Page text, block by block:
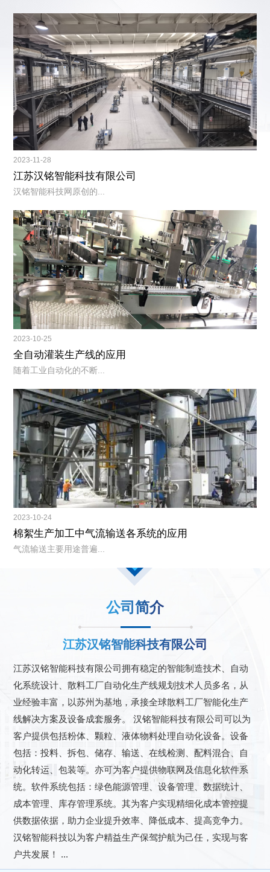
2023-11-28
江苏汉铭智能科技有限公司
汉铭智能科技网原创的...
2023-10-25
全自动灌装生产线的应用
随着工业自动化的不断...
2023-10-24
棉絮生产加工中气流输送各系统的应用
气流输送主要用途普遍...
公司简介
江苏汉铭智能科技有限公司
江苏汉铭智能科技有限公司拥有稳定的智能制造技术、自动
化系统设计、散料工厂自动化生产线规划技术人员多名，从
业经验丰富，以苏州为基地，承接全球散料工厂智能化生产
线解决方案及设备成套服务。 汉铭智能科技有限公司可以为
客户提供包括粉体、颗粒、液体物料处理自动化设备。设备
包括：投料、拆包、储存、输送、在线检测、配料混合、自
动化转运、包装等。亦可为客户提供物联网及信息化软件系
统。软件系统包括：绿色能源管理、设备管理、数据统计、
成本管理、库存管理系统。其为客户实现精细化成本管控提
供数据依据，助力企业提升效率、降低成本、提高竞争力。
汉铭智能科技以为客户精益生产保驾护航为己任，实现与客
户共发展！ ...